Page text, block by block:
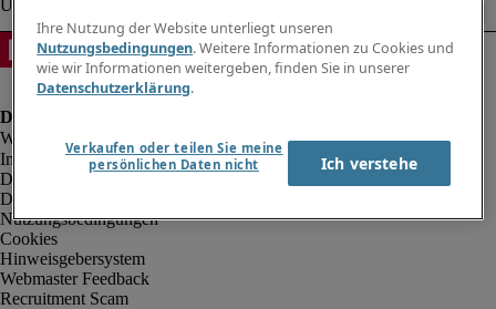
Impressum
Datenschutz
Datenschutz Arbeitnehmer/Zeitarbeitskräfte
Nutzungsbedingungen
Cookies
Hinweisgebersystem
Webmaster Feedback
Recruitment Scam
Ihre Nutzung der Website unterliegt unseren
Nutzungsbedingungen. Weitere Informationen zu Cookies und
wie wir Informationen weitergeben, finden Sie in unserer
Datenschutzerklärung.
Verkaufen oder teilen Sie meine
persönlichen Daten nicht
Ich verstehe